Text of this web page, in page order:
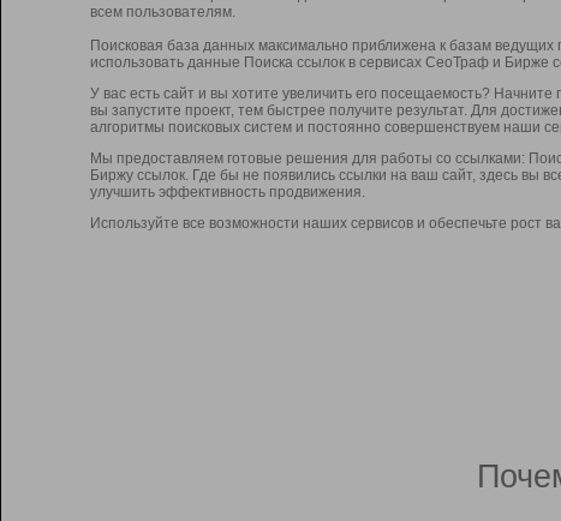
всем пользователям.
Поисковая база данных максимально приближена к базам
использовать данные Поиска ссылок в сервисах СеоТраф и Бирже
У вас есть сайт и вы хотите увеличить его посещаемость?
вы запустите проект, тем быстрее получите результат. Для
алгоритмы поисковых систем и постоянно совершенствуем наши
Мы предоставляем готовые решения для работы со ссылками:
Биржу ссылок. Где бы не появились ссылки на ваш сайт, здесь вы
улучшить эффективность продвижения.
Используйте все возможности наших сервисов и обеспечьте рост